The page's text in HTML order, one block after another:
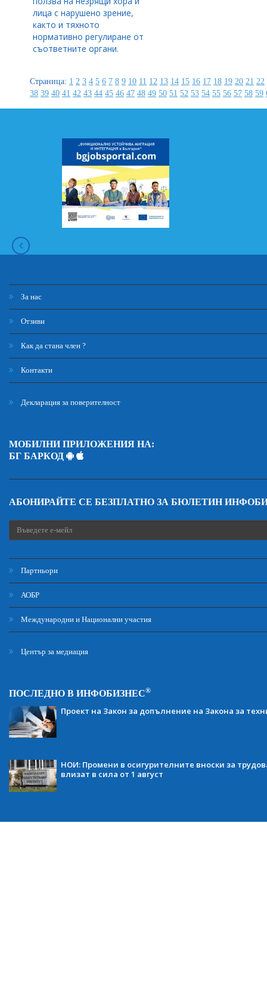
лица с нарушено зрение,
както и тяхното
нормативно регулиране от
съответните органи.
Страница: 1 2 3 4 5 6 7 8 9 10 11 12 13 14 15 16 17 18 19 20 21 22
38 39 40 41 42 43 44 45 46 47 48 49 50 51 52 53 54 55 56 57 58 59
За нас
Отзиви
Как да стана член ?
Контакти
Декларация за поверителност
МОБИЛНИ ПРИЛОЖЕНИЯ НА:
БГ БАРКОД
АБОНИРАЙТЕ СЕ БЕЗПЛАТНО ЗА БЮЛЕТИН
Партньори
АОБР
Международни и Национални участия
Център за медиация
ПОСЛЕДНО В ИНФОБИЗНЕС®
Проект на Закон за допълнение на Закона за
НОИ: Промени в осигурителните вноски за
влизат в сила от 1 август